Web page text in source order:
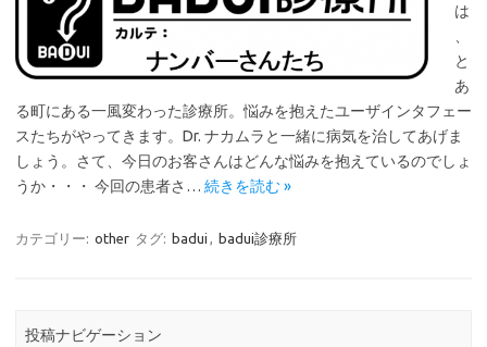
は
と
あ
る町にある一風変わった診療所。悩みを抱えたユーザインタフェー
スたちがやってきます。Dr. ナカムラと一緒に病気を治してあげま
しょう。さて、今日のお客さんはどんな悩みを抱えているのでしょ
うか・・・ 今回の患者さ… 続きを読む »
カテゴリー: other タグ: badui , badui診療所
投稿ナビゲーション